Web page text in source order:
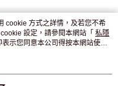
cookie 方式之詳情，及若您不希
設定，請參閱本網站「 私隱
示您同意本公司得按本網站使用